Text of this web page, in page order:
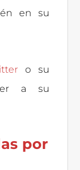
en su
o su
a su
por